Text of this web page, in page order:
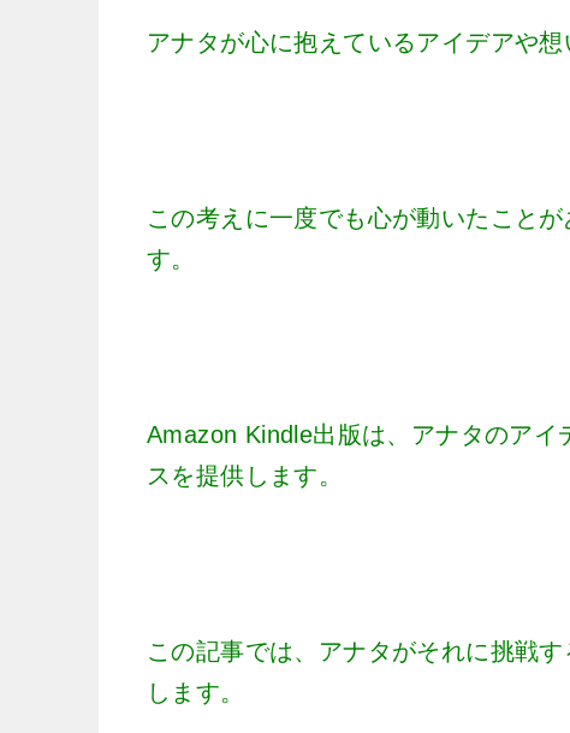
アナタが心に抱えているアイデアや
この考えに一度でも心が動いたこと
す。
Amazon Kindle出版は、アナタのア
スを提供します。
この記事では、アナタがそれに挑戦
します。